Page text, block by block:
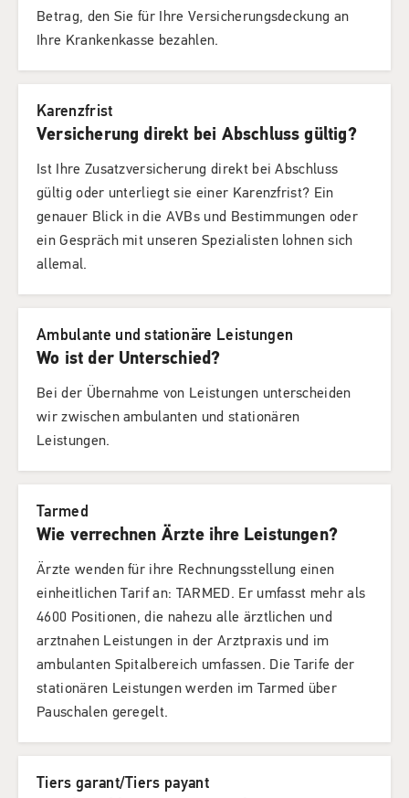
Betrag, den Sie für Ihre Versicherungsdeckung an
Ihre Krankenkasse bezahlen.
Karenzfrist
Versicherung direkt bei Abschluss gültig?
Ist Ihre Zusatzversicherung direkt bei Abschluss
gültig oder unterliegt sie einer Karenzfrist? Ein
genauer Blick in die AVBs und Bestimmungen oder
ein Gespräch mit unseren Spezialisten lohnen sich
allemal.
Ambulante und stationäre Leistungen
Wo ist der Unterschied?
Bei der Übernahme von Leistungen unterscheiden
wir zwischen ambulanten und stationären
Leistungen.
Tarmed
Wie verrechnen Ärzte ihre Leistungen?
Ärzte wenden für ihre Rechnungsstellung einen
einheitlichen Tarif an: TARMED. Er umfasst mehr als
4600 Positionen, die nahezu alle ärztlichen und
arztnahen Leistungen in der Arztpraxis und im
ambulanten Spitalbereich umfassen. Die Tarife der
stationären Leistungen werden im Tarmed über
Pauschalen geregelt.
Tiers garant/Tiers payant